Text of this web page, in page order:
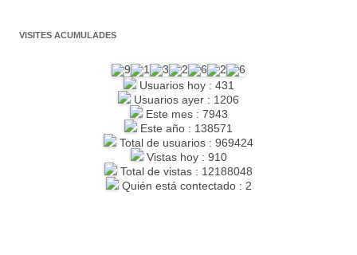
VISITES ACUMULADES
Usuarios hoy : 431
Usuarios ayer : 1206
Este mes : 7943
Este año : 138571
Total de usuarios : 969424
Vistas hoy : 910
Total de vistas : 12188048
Quién está contectado : 2